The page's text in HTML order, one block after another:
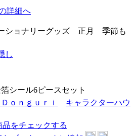
詳細へ
ショナリーグッズ 正月 季節も
し
シール6ピースセット
ｏｎｇｕｒｉ
キャラクターハウ
をチェックする